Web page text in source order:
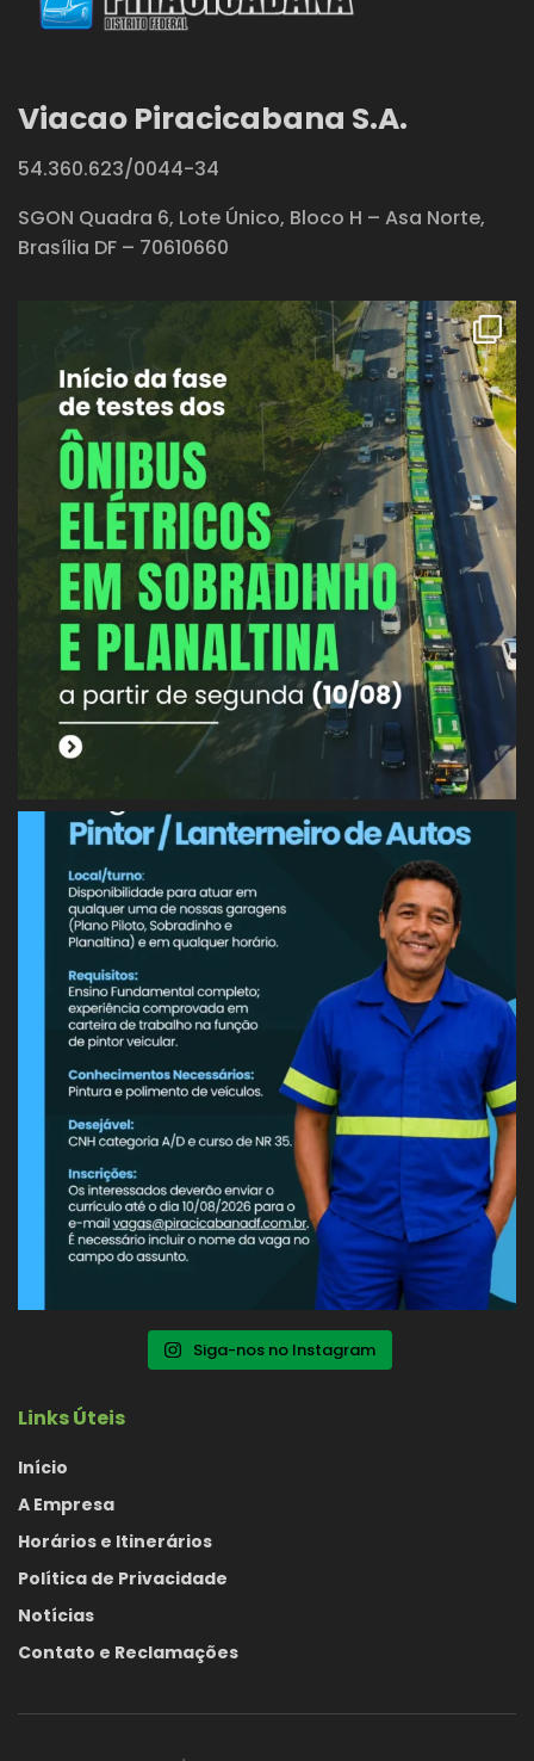
Viacao Piracicabana S.A.
54.360.623/0044-34
SGON Quadra 6, Lote Único, Bloco H – Asa Norte,
Brasília DF – 70610660
Siga-nos no Instagram
Links Úteis
Início
A Empresa
Horários e Itinerários
Política de Privacidade
Notícias
Contato e Reclamações